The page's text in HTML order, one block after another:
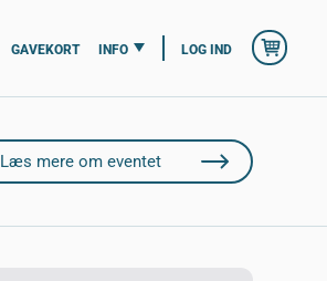
GAVEKORT INFO LOG IND
Læs mere om eventet